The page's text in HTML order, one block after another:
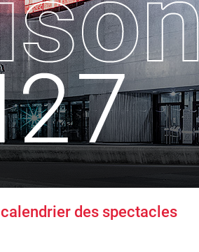
calendrier des spectacles